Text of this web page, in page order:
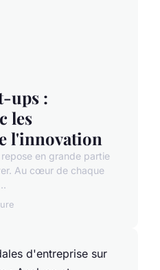
ups :
les
l'innovation
en grande partie
Au cœur de chaque